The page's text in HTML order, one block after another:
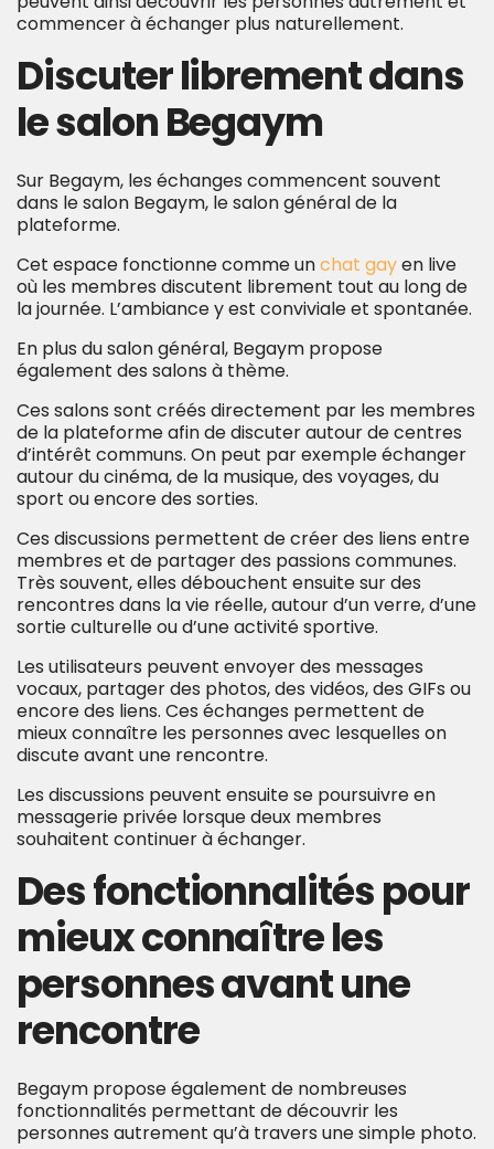
commencer à échanger plus naturellement.
Discuter librement dans
le salon Begaym
Sur Begaym, les échanges commencent souvent
dans le salon Begaym, le salon général de la
plateforme.
Cet espace fonctionne comme unchat gayen live
où les membres discutent librement tout au long de
la journée. L’ambiance y est conviviale et spontanée.
En plus du salon général, Begaym propose
également des salons à thème.
Ces salons sont créés directement par les membres
de la plateforme afin de discuter autour de centres
d’intérêt communs. On peut par exemple échanger
autour du cinéma, de la musique, des voyages, du
sport ou encore des sorties.
Ces discussions permettent de créer des liens entre
membres et de partager des passions communes.
Très souvent, elles débouchent ensuite sur des
rencontres dans la vie réelle, autour d’un verre, d’une
sortie culturelle ou d’une activité sportive.
Les utilisateurs peuvent envoyer des messages
vocaux, partager des photos, des vidéos, des GIFs ou
encore des liens. Ces échanges permettent de
mieux connaître les personnes avec lesquelles on
discute avant une rencontre.
Les discussions peuvent ensuite se poursuivre en
messagerie privée lorsque deux membres
souhaitent continuer à échanger.
Des fonctionnalités pour
mieux connaître les
personnes avant une
rencontre
Begaym propose également de nombreuses
fonctionnalités permettant de découvrir les
personnes autrement qu’à travers une simple photo.